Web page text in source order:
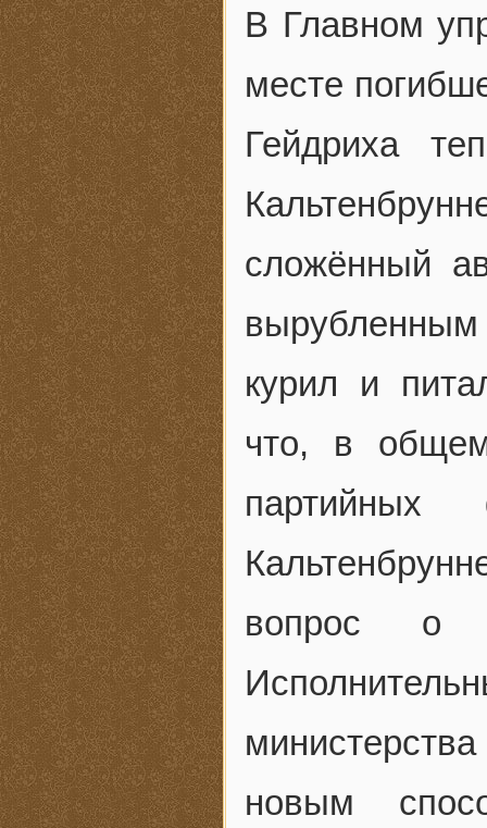
В Главном
месте
Гейдриха
сложённый
курил и
что, в
вопрос о
новым